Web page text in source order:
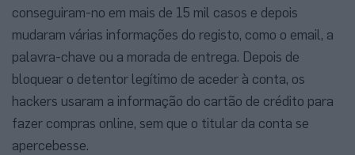
conseguiram-no em mais de 15 mil casos e depois
mudaram várias informações do registo, como o email, a
palavra-chave ou a morada de entrega. Depois de
bloquear o detentor legítimo de aceder à conta, os
hackers usaram a informação do cartão de crédito para
fazer compras online, sem que o titular da conta se
apercebesse.